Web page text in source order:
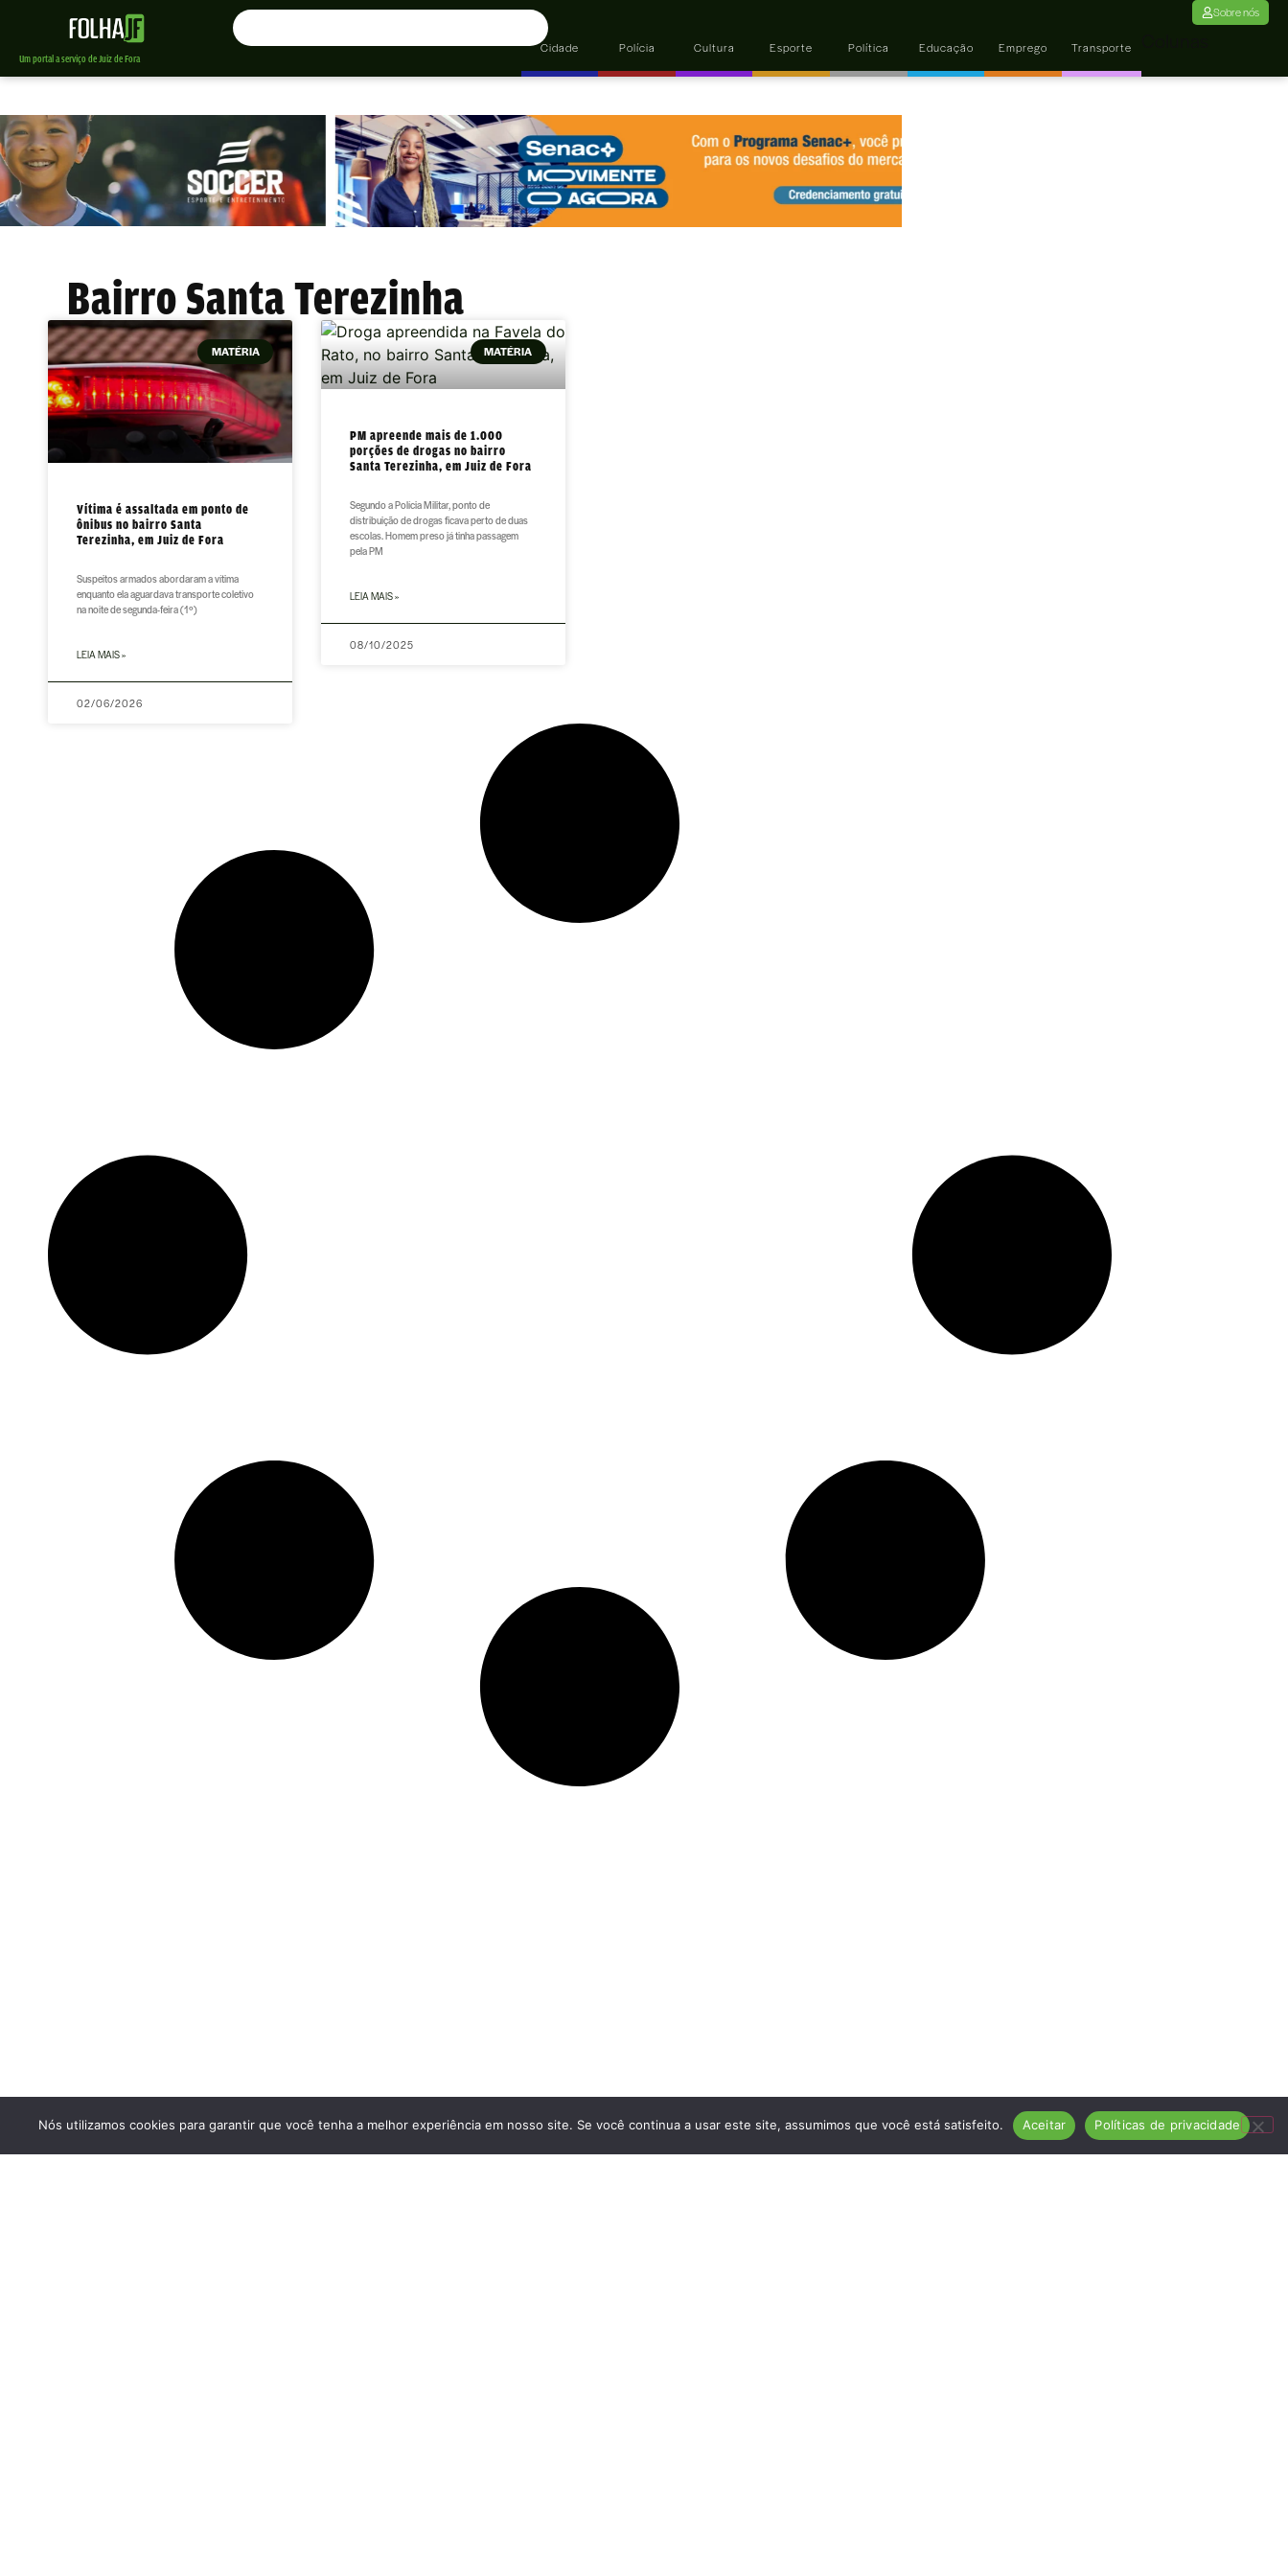
Um portal a serviço de Juiz de Fora
Cidade Polícia Cultura Esporte Política Educação Emprego Transporte
Sobre nós
Bairro Santa Terezinha
MATÉRIA
Vítima é assaltada em ponto de
ônibus no bairro Santa
Terezinha, em Juiz de Fora
Suspeitos armados abordaram a vítima
enquanto ela aguardava transporte coletivo
na noite de segunda-feira (1º)
LEIA MAIS »
02/06/2026
MATÉRIA
PM apreende mais de 1.000
porções de drogas no bairro
Santa Terezinha, em Juiz de Fora
Segundo a Polícia Militar, ponto de
distribuição de drogas ficava perto de duas
escolas. Homem preso já tinha passagem
pela PM
LEIA MAIS »
08/10/2025
Nós utilizamos cookies para garantir que você tenha a melhor experiência em nosso site. Se você continua a usar este site, assumimos que você está satisfeito. Aceitar Políticas de privacidade